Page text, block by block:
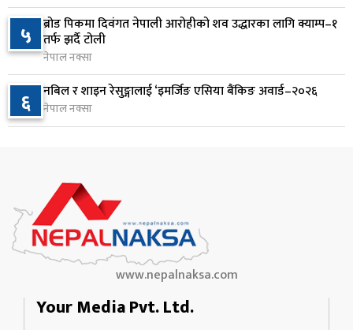
९
जन्मसिद्ध नागरिकता कडा बनाउने ट्रम्पको नयाँ प्रयास, दुई
कार्यकारी आदेश जारी
१ दिन अघि
१० राप्रपाको निर्णय: बागमती प्रदेश सरकारमा सहभागी नहुने
१ दिन अघि
५ ब्रोड पिकमा दिवंगत नेपाली आरोहीको शव उद्धारका लागि क्याम्प–१
तर्फ झर्दै टोली
नेपाल नक्सा
६ नबिल र शाइन रेसुङ्गालाई ‘इमर्जिङ एसिया बैंकिङ अवार्ड–२०२६
नेपाल नक्सा
www.nepalnaksa.com
Your Media Pvt. Ltd.